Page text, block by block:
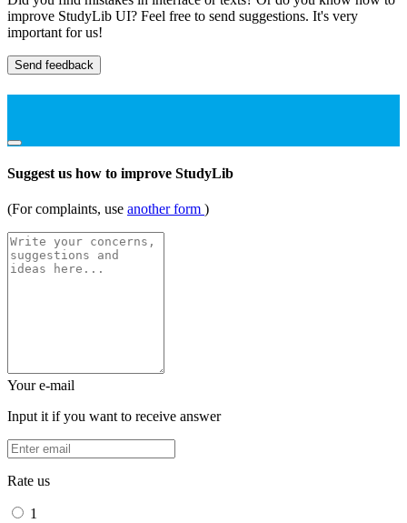
improve StudyLib UI? Feel free to send suggestions. It's very
important for us!
Send feedback
Suggest us how to improve StudyLib
(For complaints, use another form )
Your e-mail
Input it if you want to receive answer
Rate us
1